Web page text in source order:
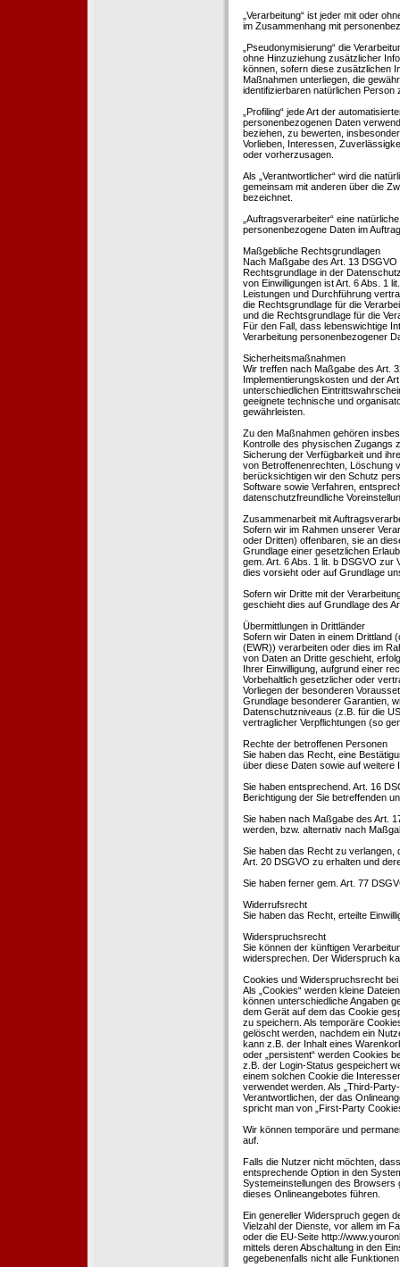
„Verarbeitung“ ist jeder mit oder
im Zusammenhang mit
„Pseudonymisierung“ die
ohne Hinzuziehung zusätzlicher
können, sofern diese zusätzlichen
Maßnahmen unterliegen, die
identifizierbaren natürlichen Person
„Profiling“ jede Art der
personenbezogenen Daten
beziehen, zu bewerten,
Vorlieben, Interessen,
oder vorherzusagen.
Als „Verantwortlicher“ wird die
gemeinsam mit anderen über die
bezeichnet.
„Auftragsverarbeiter“ eine
personenbezogene Daten im
Maßgebliche Rechtsgrundlagen
Nach Maßgabe des Art. 13
Rechtsgrundlage in der
von Einwilligungen ist Art. 6 Abs. 1
Leistungen und Durchführung
die Rechtsgrundlage für die
und die Rechtsgrundlage für die
Für den Fall, dass lebenswichtige
Verarbeitung personenbezogener
Sicherheitsmaßnahmen
Wir treffen nach Maßgabe des Art.
Implementierungskosten und der
unterschiedlichen
geeignete technische und
gewährleisten.
Zu den Maßnahmen gehören
Kontrolle des physischen Zugangs
Sicherung der Verfügbarkeit und
von Betroffenenrechten, Löschung
berücksichtigen wir den Schutz
Software sowie Verfahren,
datenschutzfreundliche
Zusammenarbeit mit
Sofern wir im Rahmen unserer
oder Dritten) offenbaren, sie an
Grundlage einer gesetzlichen
gem. Art. 6 Abs. 1 lit. b DSGVO zur
dies vorsieht oder auf Grundlage
Sofern wir Dritte mit der
geschieht dies auf Grundlage des
Übermittlungen in Drittländer
Sofern wir Daten in einem Drittland
(EWR)) verarbeiten oder dies im
von Daten an Dritte geschieht,
Ihrer Einwilligung, aufgrund einer
Vorbehaltlich gesetzlicher oder
Vorliegen der besonderen
Grundlage besonderer Garantien,
Datenschutzniveaus (z.B. für die
vertraglicher Verpflichtungen (so
Rechte der betroffenen Personen
Sie haben das Recht, eine
über diese Daten sowie auf weitere
Sie haben entsprechend. Art. 16
Berichtigung der Sie betreffenden
Sie haben nach Maßgabe des Art.
werden, bzw. alternativ nach
Sie haben das Recht zu verlangen,
Art. 20 DSGVO zu erhalten und
Sie haben ferner gem. Art. 77
Widerrufsrecht
Sie haben das Recht, erteilte
Widerspruchsrecht
Sie können der künftigen
widersprechen. Der Widerspruch
Cookies und Widerspruchsrecht
Als „Cookies“ werden kleine
können unterschiedliche Angaben
dem Gerät auf dem das Cookie
zu speichern. Als temporäre
gelöscht werden, nachdem ein
kann z.B. der Inhalt eines
oder „persistent“ werden Cookies
z.B. der Login-Status gespeichert
einem solchen Cookie die
verwendet werden. Als „Third-
Verantwortlichen, der das
spricht man von „First-Party
Wir können temporäre und
auf.
Falls die Nutzer nicht möchten,
entsprechende Option in den
Systemeinstellungen des
dieses Onlineangebotes führen.
Ein genereller Widerspruch gegen
Vielzahl der Dienste, vor allem im
oder die EU-Seite http://
mittels deren Abschaltung in den
gegebenenfalls nicht alle